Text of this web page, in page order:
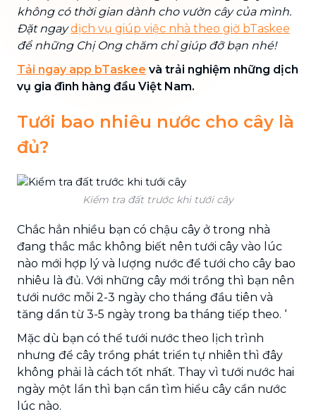
không có thời gian dành cho vườn cây của mình.
Đặt ngaydịch vụ giúp việc nhà theo giờ bTaskee
để những Chị Ong chăm chỉ giúp đỡ bạn nhé!
Tải ngay app bTaskee và trải nghiệm những dịch
vụ gia đình hàng đầu Việt Nam.
Tưới bao nhiêu nước cho cây là
đủ?
Kiểm tra đất trước khi tưới cây
Chắc hẳn nhiều bạn có chậu cây ở trong nhà
đang thắc mắc không biết nên tưới cây vào lúc
nào mới hợp lý và lượng nước để tưới cho cây bao
nhiêu là đủ. Với những cây mới trồng thì bạn nên
tưới nước mỗi 2-3 ngày cho tháng đầu tiên và
tăng dần từ 3-5 ngày trong ba tháng tiếp theo. ‘
Mặc dù bạn có thể tưới nước theo lịch trình
nhưng để cây trồng phát triển tự nhiên thì đây
không phải là cách tốt nhất. Thay vì tưới nước hai
ngày một lần thì bạn cần tìm hiểu cây cần nước
lúc nào.